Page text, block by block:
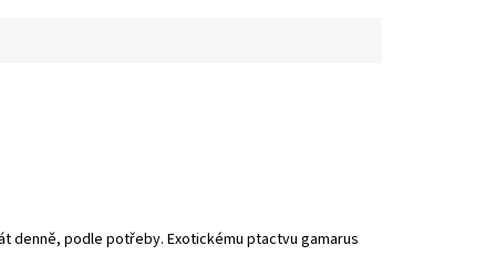
denně, podle potřeby. Exotickému ptactvu gamarus